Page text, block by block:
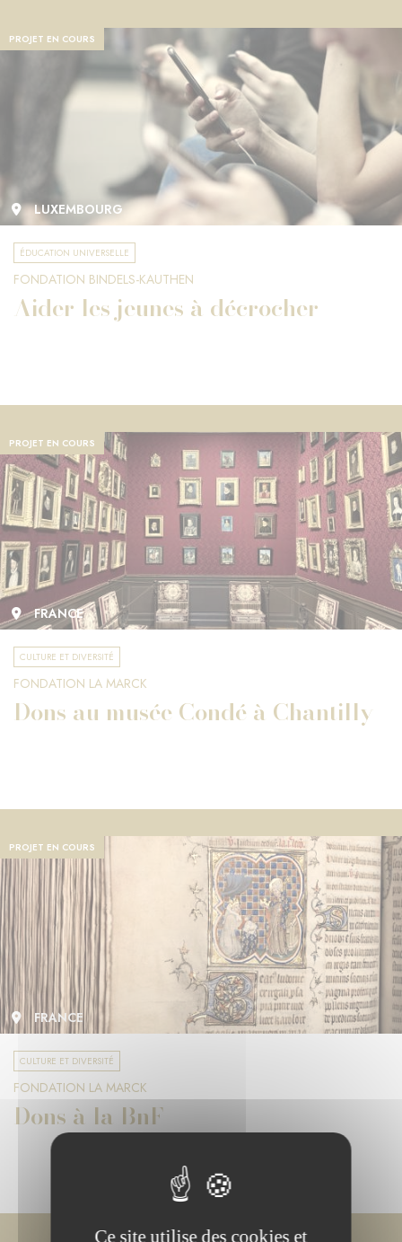
PROJET EN COURS
LUXEMBOURG
ÉDUCATION UNIVERSELLE
FONDATION BINDELS-KAUTHEN
Aider les jeunes à décrocher
PROJET EN COURS
FRANCE
CULTURE ET DIVERSITÉ
FONDATION LA MARCK
Dons au musée Condé à Chantilly
PROJET EN COURS
FRANCE
CULTURE ET DIVERSITÉ
FONDATION LA MARCK
Dons à la BnF
Ce site utilise des cookies et